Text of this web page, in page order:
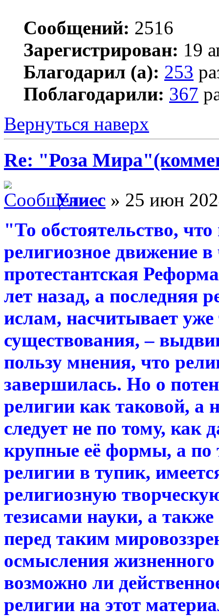
Сообщений: 2516
Зарегистрирован: 19
Благодарил (а): 253
Поблагодарили: 367
Вернуться наверх
Re: "Роза
Улисс » 25 июн
"То обстоятельство,
религиозное движение в
протестантская
лет назад, а последняя
ислам, насчитывает уже
существования, –
пользу мнения, что
завершилась. Но о
религии как таковой, а
следует не по тому, как
крупные её формы, а по
религии в тупик,
религиозную
тезисами науки, а
перед таким
осмысления
возможно ли
религии на этот